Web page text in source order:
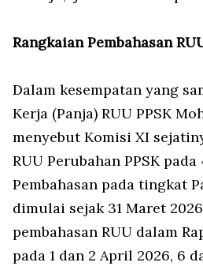
Rangkaian Pembahasan
Dalam kesempatan yang
Kerja (Panja) RUU PPSK
menyebut Komisi XI
RUU Perubahan PPSK
Pembahasan pada tingkat
dimulai sejak 31 Maret
pembahasan RUU dalam
pada 1 dan 2 April 2026, 6